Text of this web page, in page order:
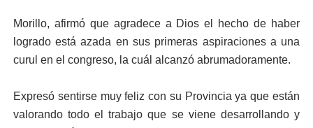
Morillo, afirmó que agradece a Dios el hecho de haber
logrado está azada en sus primeras aspiraciones a una
curul en el congreso, la cuál alcanzó abrumadoramente.
Expresó sentirse muy feliz con su Provincia ya que están
valorando todo el trabajo que se viene desarrollando y